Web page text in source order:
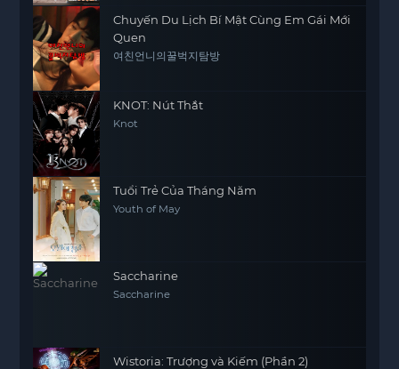
Chuyến Du Lịch Bí Mật Cùng Em Gái Mới
Quen
여친언니의꿀벅지탐방
KNOT: Nút Thắt
Knot
Tuổi Trẻ Của Tháng Năm
Youth of May
Saccharine
Saccharine
Wistoria: Trượng và Kiếm (Phần 2)